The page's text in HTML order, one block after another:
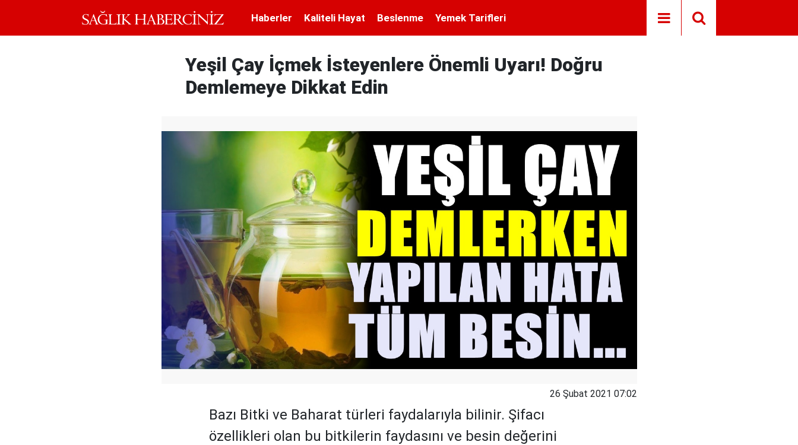
Haberler Kaliteli Hayat Beslenme Yemek Tarifleri
Yeşil Çay İçmek İsteyenlere Önemli Uyarı! Doğru
Demlemeye Dikkat Edin
26 Şubat 2021 07:02
Bazı Bitki ve Baharat türleri faydalarıyla bilinir. Şifacı
özellikleri olan bu bitkilerin faydasını ve besin değerini